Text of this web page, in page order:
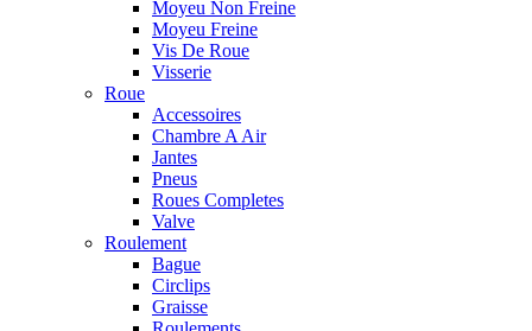
Moyeu Non Freine
Moyeu Freine
Vis De Roue
Visserie
Roue
Accessoires
Chambre A Air
Jantes
Pneus
Roues Completes
Valve
Roulement
Bague
Circlips
Graisse